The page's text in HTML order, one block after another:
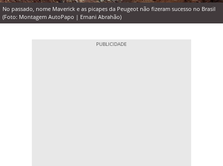
No passado, nome Maverick e as picapes da Peugeot não fizeram sucesso no Brasil
(Foto: Montagem AutoPapo | Ernani Abrahão)